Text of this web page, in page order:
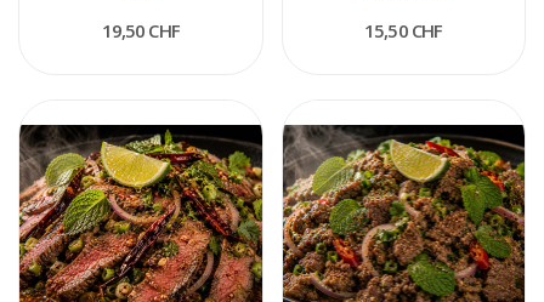
19,50 CHF 15,50 CHF